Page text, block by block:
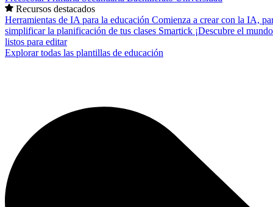
Recursos destacados
Herramientas de IA para la educación Comienza a crear con la IA,
simplificar la planificación de tus clases Smartick ¡Descubre el
listos para editar
Explorar todas las plantillas de educación